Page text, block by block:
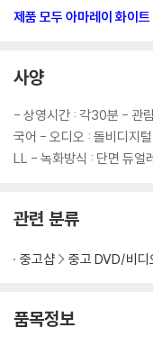
제품 모두 아마레이 화이
사양
- 상영시간 : 각30분 - 관
국어 - 오디오 : 돌비디지
LL - 녹화방식 : 단면 듀얼
관련 분류
중고샵 중고 DVD/비디
품목정보